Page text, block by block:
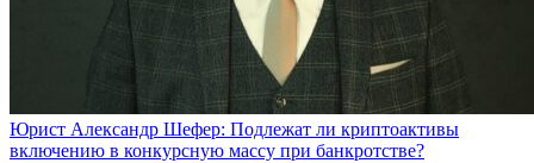
Юрист Александр Шефер: Подлежат ли криптоактивы
включению в конкурсную массу при банкротстве?